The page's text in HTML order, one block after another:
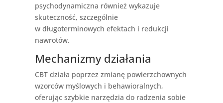
psychodynamiczna również wykazuje
skuteczność, szczególnie
w długoterminowych efektach i redukcji
nawrotów.
Mechanizmy działania
CBT działa poprzez zmianę powierzchownych
wzorców myślowych i behawioralnych,
oferując szybkie narzędzia do radzenia sobie